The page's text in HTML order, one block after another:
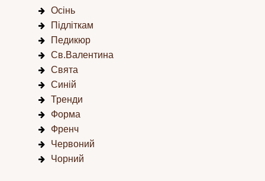
Осінь
Підліткам
Педикюр
Св.Валентина
Свята
Синій
Тренди
Форма
Френч
Червоний
Чорний